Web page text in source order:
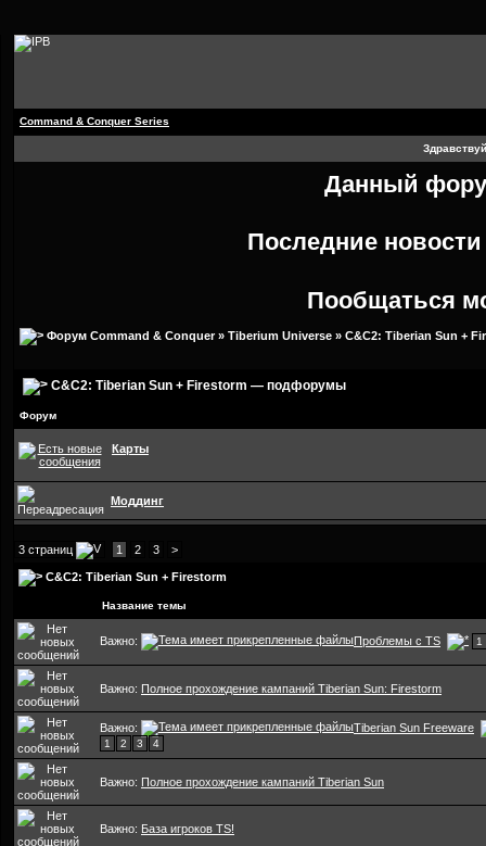
Command & Conquer Series
Данный
Последние
Пообщаться
Форум Command & Conquer» Tiberium Universe » C&C2: Tiberian Sun +
C&C2: Tiberian Sun + Firestorm — подфорумы
Форум
Карты
Моддинг
3 страниц 1 2 3 >
C&C2: Tiberian Sun + Firestorm
Название темы
Важно: Проблемы с TS 1
Важно: Полное прохождение кампаний Tiberian Sun: Firestorm
Важно: Tiberian Sun Freeware
1 2 3 4
Важно: Полное прохождение кампаний Tiberian Sun
Важно: База игроков TS!